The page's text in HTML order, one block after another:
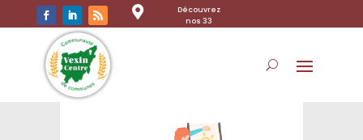

Découvrez
nos 33